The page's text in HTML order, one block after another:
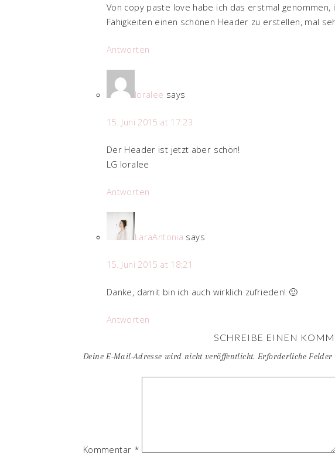
Von copy paste love habe ich das erstmal genommen,
Fähigkeiten einen schönen Header zu erstellen, mal
Antworten
loralee says
15. Juni 2015 at 17:23
Der Header ist jetzt aber schön!
LG loralee
Antworten
LaraAntonia says
15. Juni 2015 at 18:21
Danke, damit bin ich auch wirklich zufrieden! 🙂
Antworten
SCHREIBE EINEN
Deine E-Mail-Adresse wird nicht veröffentlicht. Erforderliche
Kommentar *